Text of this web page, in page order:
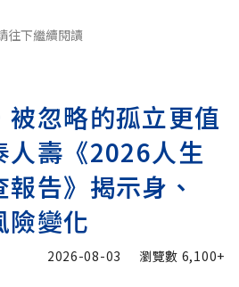
往下繼續閱讀
忽略的孤立更值
人壽《2026人生
告》揭示身、
險變化
2026-08-03 瀏覽數 6,100+